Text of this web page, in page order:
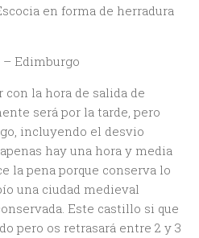
en forma de herradura
– Edimburgo
la hora de salida de
será por la tarde, pero
incluyendo el desvio
hay una hora y media
la pena porque conserva lo
una ciudad medieval
Este castillo si que
pero os retrasará entre 2 y 3